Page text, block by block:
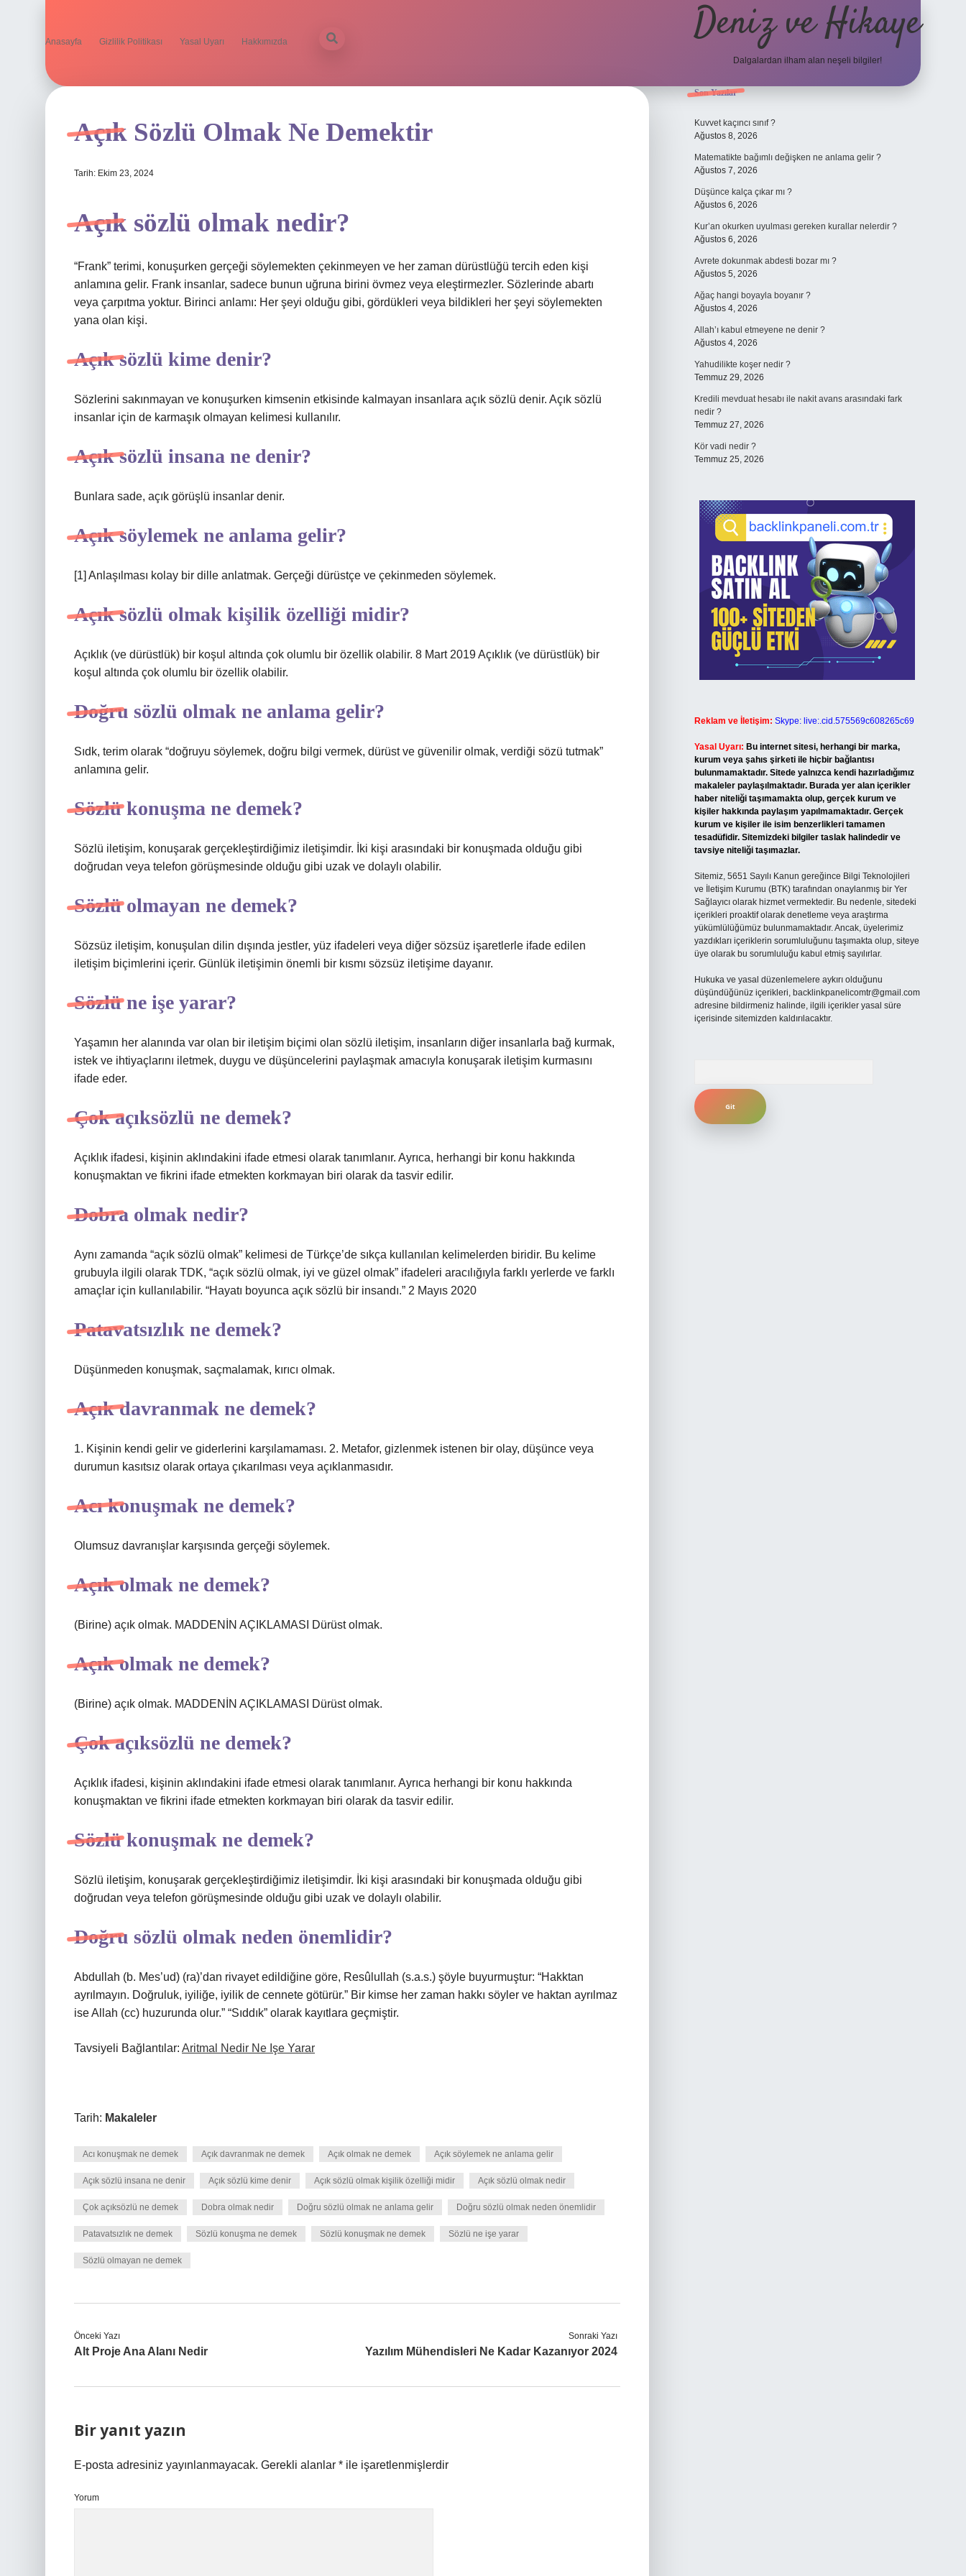
Anasayfa Gizlilik Politikası Yasal Uyarı Hakkımızda Deniz ve Hikaye
Dalgalardan ilham alan neşeli bilgiler!
Açık Sözlü Olmak Ne Demektir
Tarih: Ekim 23, 2024
Açık sözlü olmak nedir?
“Frank” terimi, konuşurken gerçeği söylemekten çekinmeyen ve her zaman dürüstlüğü tercih eden kişi
anlamına gelir. Frank insanlar, sadece bunun uğruna birini övmez veya eleştirmezler. Sözlerinde abartı
veya çarpıtma yoktur. Birinci anlamı: Her şeyi olduğu gibi, gördükleri veya bildikleri her şeyi söylemekten
yana olan kişi.
Açık sözlü kime denir?
Sözlerini sakınmayan ve konuşurken kimsenin etkisinde kalmayan insanlara açık sözlü denir. Açık sözlü
insanlar için de karmaşık olmayan kelimesi kullanılır.
Açık sözlü insana ne denir?
Bunlara sade, açık görüşlü insanlar denir.
Açık söylemek ne anlama gelir?
[1] Anlaşılması kolay bir dille anlatmak. Gerçeği dürüstçe ve çekinmeden söylemek.
Açık sözlü olmak kişilik özelliği midir?
Açıklık (ve dürüstlük) bir koşul altında çok olumlu bir özellik olabilir. 8 Mart 2019 Açıklık (ve dürüstlük) bir
koşul altında çok olumlu bir özellik olabilir.
Doğru sözlü olmak ne anlama gelir?
Sıdk, terim olarak “doğruyu söylemek, doğru bilgi vermek, dürüst ve güvenilir olmak, verdiği sözü tutmak”
anlamına gelir.
Sözlü konuşma ne demek?
Sözlü iletişim, konuşarak gerçekleştirdiğimiz iletişimdir. İki kişi arasındaki bir konuşmada olduğu gibi
doğrudan veya telefon görüşmesinde olduğu gibi uzak ve dolaylı olabilir.
Sözlü olmayan ne demek?
Sözsüz iletişim, konuşulan dilin dışında jestler, yüz ifadeleri veya diğer sözsüz işaretlerle ifade edilen
iletişim biçimlerini içerir. Günlük iletişimin önemli bir kısmı sözsüz iletişime dayanır.
Sözlü ne işe yarar?
Yaşamın her alanında var olan bir iletişim biçimi olan sözlü iletişim, insanların diğer insanlarla bağ kurmak,
istek ve ihtiyaçlarını iletmek, duygu ve düşüncelerini paylaşmak amacıyla konuşarak iletişim kurmasını
ifade eder.
Çok açıksözlü ne demek?
Açıklık ifadesi, kişinin aklındakini ifade etmesi olarak tanımlanır. Ayrıca, herhangi bir konu hakkında
konuşmaktan ve fikrini ifade etmekten korkmayan biri olarak da tasvir edilir.
Dobra olmak nedir?
Aynı zamanda “açık sözlü olmak” kelimesi de Türkçe’de sıkça kullanılan kelimelerden biridir. Bu kelime
grubuyla ilgili olarak TDK, “açık sözlü olmak, iyi ve güzel olmak” ifadeleri aracılığıyla farklı yerlerde ve farklı
amaçlar için kullanılabilir. “Hayatı boyunca açık sözlü bir insandı.” 2 Mayıs 2020
Patavatsızlık ne demek?
Düşünmeden konuşmak, saçmalamak, kırıcı olmak.
Açık davranmak ne demek?
1. Kişinin kendi gelir ve giderlerini karşılamaması. 2. Metafor, gizlenmek istenen bir olay, düşünce veya
durumun kasıtsız olarak ortaya çıkarılması veya açıklanmasıdır.
Acı konuşmak ne demek?
Olumsuz davranışlar karşısında gerçeği söylemek.
Açık olmak ne demek?
(Birine) açık olmak. MADDENİN AÇIKLAMASI Dürüst olmak.
Açık olmak ne demek?
(Birine) açık olmak. MADDENİN AÇIKLAMASI Dürüst olmak.
Çok açıksözlü ne demek?
Açıklık ifadesi, kişinin aklındakini ifade etmesi olarak tanımlanır. Ayrıca herhangi bir konu hakkında
konuşmaktan ve fikrini ifade etmekten korkmayan biri olarak da tasvir edilir.
Sözlü konuşmak ne demek?
Sözlü iletişim, konuşarak gerçekleştirdiğimiz iletişimdir. İki kişi arasındaki bir konuşmada olduğu gibi
doğrudan veya telefon görüşmesinde olduğu gibi uzak ve dolaylı olabilir.
Doğru sözlü olmak neden önemlidir?
Abdullah (b. Mes’ud) (ra)’dan rivayet edildiğine göre, Resûlullah (s.a.s.) şöyle buyurmuştur: “Hakktan
ayrılmayın. Doğruluk, iyiliğe, iyilik de cennete götürür.” Bir kimse her zaman hakkı söyler ve haktan ayrılmaz
ise Allah (cc) huzurunda olur.” “Sıddık” olarak kayıtlara geçmiştir.
Tavsiyeli Bağlantılar: Aritmal Nedir Ne Işe Yarar
Tarih: Makaleler
Acı konuşmak ne demek Açık davranmak ne demek Açık olmak ne demek Açık söylemek ne anlama gelir
Açık sözlü insana ne denir Açık sözlü kime denir Açık sözlü olmak kişilik özelliği midir Açık sözlü olmak nedir
Çok açıksözlü ne demek Dobra olmak nedir Doğru sözlü olmak ne anlama gelir Doğru sözlü olmak neden önemlidir
Patavatsızlık ne demek Sözlü konuşma ne demek Sözlü konuşmak ne demek Sözlü ne işe yarar
Sözlü olmayan ne demek
Önceki Yazı
Alt Proje Ana Alanı Nedir
Sonraki Yazı
Yazılım Mühendisleri Ne Kadar Kazanıyor 2024
Bir yanıt yazın
E-posta adresiniz yayınlanmayacak. Gerekli alanlar * ile işaretlenmişlerdir
Yorum
Sidebar
Son Yazılar
Kuvvet kaçıncı sınıf ?
Ağustos 8, 2026
Matematikte bağımlı değişken ne anlama gelir ?
Ağustos 7, 2026
Düşünce kalça çıkar mı ?
Ağustos 6, 2026
Kur’an okurken uyulması gereken kurallar nelerdir ?
Ağustos 6, 2026
Avrete dokunmak abdesti bozar mı ?
Ağustos 5, 2026
Ağaç hangi boyayla boyanır ?
Ağustos 4, 2026
Allah’ı kabul etmeyene ne denir ?
Ağustos 4, 2026
Yahudilikte koşer nedir ?
Temmuz 29, 2026
Kredili mevduat hesabı ile nakit avans arasındaki fark
nedir ?
Temmuz 27, 2026
Kör vadi nedir ?
Temmuz 25, 2026
Reklam ve İletişim: Skype: live:.cid.575569c608265c69
Yasal Uyarı: Bu internet sitesi, herhangi bir marka,
kurum veya şahıs şirketi ile hiçbir bağlantısı
bulunmamaktadır. Sitede yalnızca kendi hazırladığımız
makaleler paylaşılmaktadır. Burada yer alan içerikler
haber niteliği taşımamakta olup, gerçek kurum ve
kişiler hakkında paylaşım yapılmamaktadır. Gerçek
kurum ve kişiler ile isim benzerlikleri tamamen
tesadüfidir. Sitemizdeki bilgiler taslak halindedir ve
tavsiye niteliği taşımazlar.
Sitemiz, 5651 Sayılı Kanun gereğince Bilgi Teknolojileri
ve İletişim Kurumu (BTK) tarafından onaylanmış bir Yer
Sağlayıcı olarak hizmet vermektedir. Bu nedenle, sitedeki
içerikleri proaktif olarak denetleme veya araştırma
yükümlülüğümüz bulunmamaktadır. Ancak, üyelerimiz
yazdıkları içeriklerin sorumluluğunu taşımakta olup, siteye
üye olarak bu sorumluluğu kabul etmiş sayılırlar.
Hukuka ve yasal düzenlemelere aykırı olduğunu
düşündüğünüz içerikleri, backlinkpanelicomtr@gmail.com
adresine bildirmeniz halinde, ilgili içerikler yasal süre
içerisinde sitemizden kaldırılacaktır.
ilbet yeni girişilbet yeni giriş